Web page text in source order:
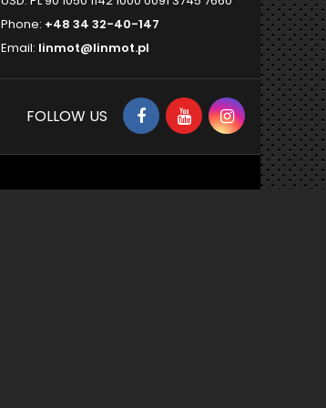
Phone: +48 34 32-40-147
Email: linmot@linmot.pl
FOLLOW US